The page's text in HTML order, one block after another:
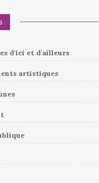
d'ici et d'ailleurs
artistiques